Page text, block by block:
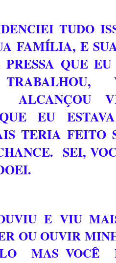
TUDO
FAMÍLIA, E
QUE
ALCANÇOU
EU
TERIA FEITO
SEI,
E VIU
OU OUVIR
LO MAS VOCÊ